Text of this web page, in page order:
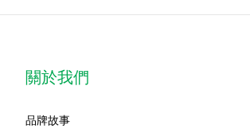
關於我們
品牌故事